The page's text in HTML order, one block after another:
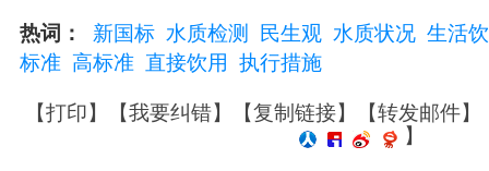
热词： 新国标 水质检测 民生观 水质状况 生活
标准 高标准 直接饮用 执行措施
【打印】【我要纠错】【复制链接】【转发邮件】
】